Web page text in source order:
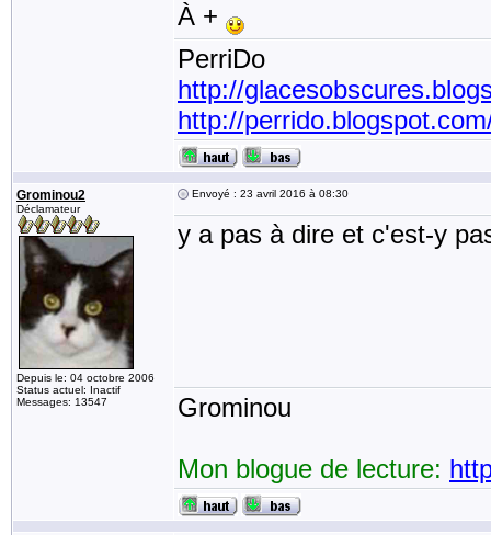
À +
PerriDo
http://
http://
Grominou2
Déclamateur
Depuis le: 04 octobre 2006
Status actuel: Inactif
Messages: 13547
Envoyé : 23 avril 2016 à 08:30
y a pas à dire et c'est-y
Grominou
Mon blogue de lecture: